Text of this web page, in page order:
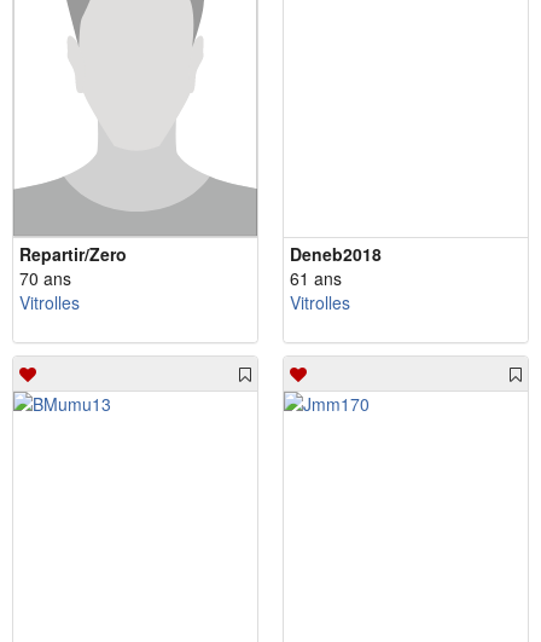
Repartir/Zero
70 ans
Vitrolles
Deneb2018
61 ans
Vitrolles